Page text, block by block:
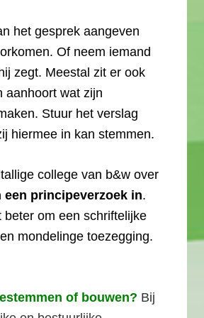
het gesprek aangeven
Of neem iemand
zegt. Meestal zit er ook
aanhoort wat zijn
Stuur het verslag
hiermee in kan stemmen.
college van b&w over
een principeverzoek in.
om een schriftelijke
mondelinge toezegging.
of bouwen? Bij